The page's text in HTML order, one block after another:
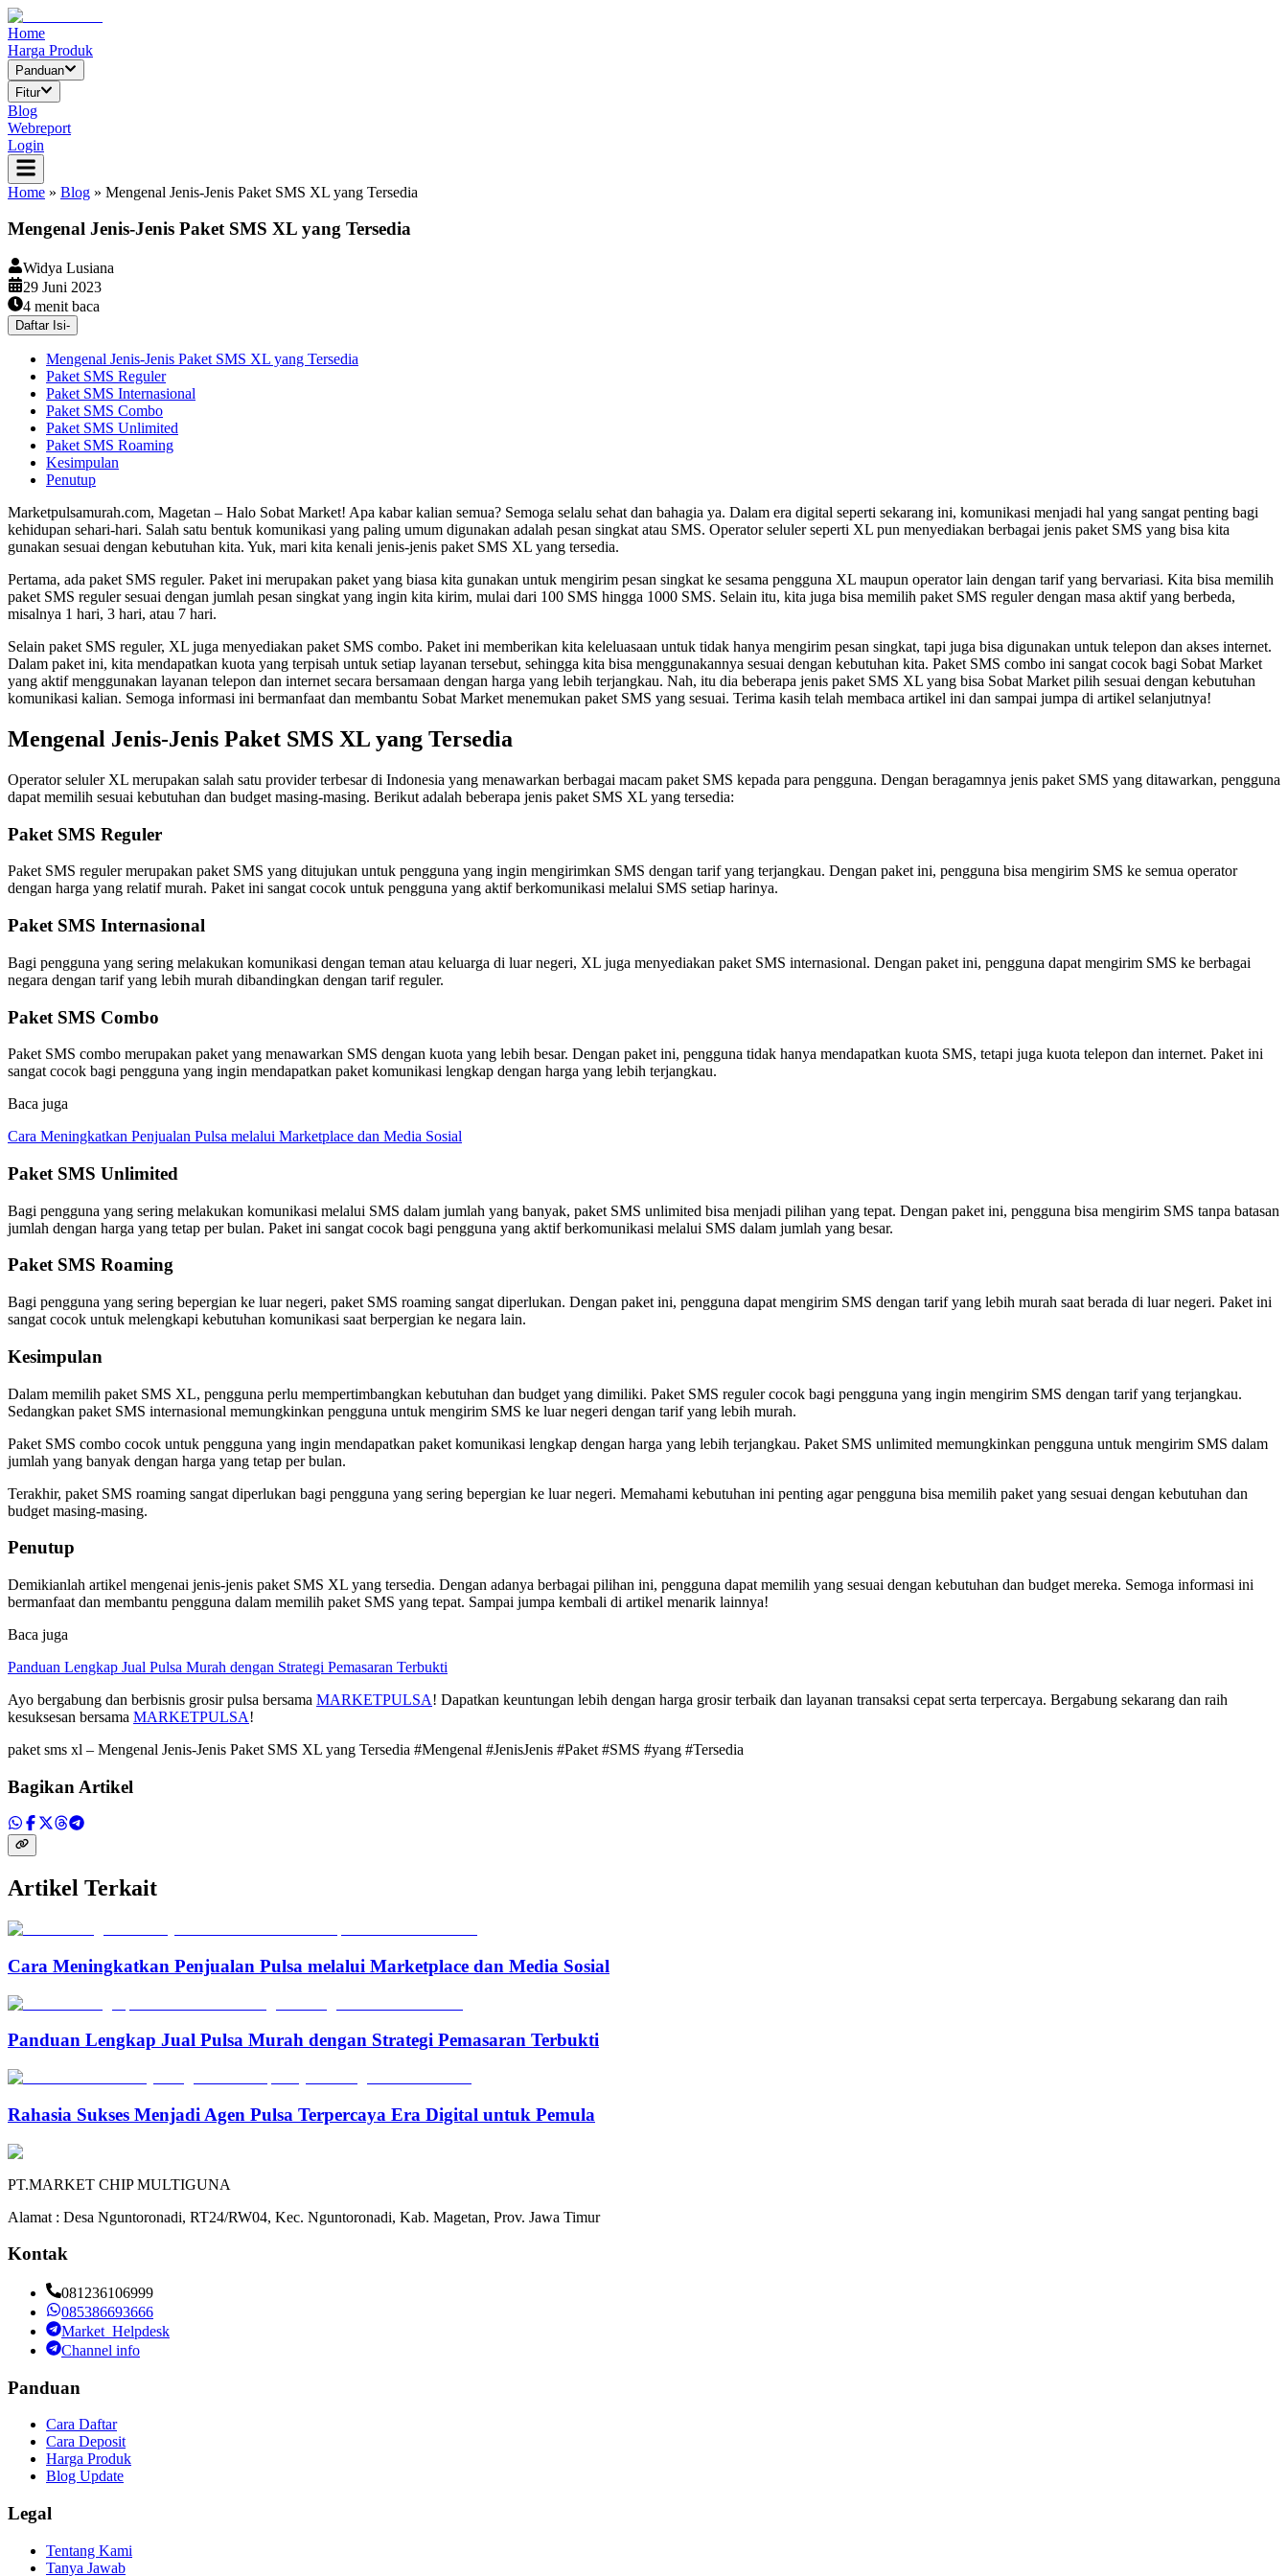
Home
Harga Produk
Panduan
Fitur
Blog
Webreport
Login
Home » Blog » Mengenal Jenis-Jenis Paket SMS XL yang Tersedia
Mengenal Jenis-Jenis Paket SMS XL yang Tersedia
Widya Lusiana
29 Juni 2023
4 menit baca
Daftar Isi-
Mengenal Jenis-Jenis Paket SMS XL yang Tersedia
Paket SMS Reguler
Paket SMS Internasional
Paket SMS Combo
Paket SMS Unlimited
Paket SMS Roaming
Kesimpulan
Penutup
Marketpulsamurah.com, Magetan – Halo Sobat Market! Apa kabar kalian semua? Semoga selalu sehat dan bahagia ya. Dalam era digital seperti sekarang ini, komunikasi menjadi hal yang sangat penting bagi
kehidupan sehari-hari. Salah satu bentuk komunikasi yang paling umum digunakan adalah pesan singkat atau SMS. Operator seluler seperti XL pun menyediakan berbagai jenis paket SMS yang bisa kita
gunakan sesuai dengan kebutuhan kita. Yuk, mari kita kenali jenis-jenis paket SMS XL yang tersedia.
Pertama, ada paket SMS reguler. Paket ini merupakan paket yang biasa kita gunakan untuk mengirim pesan singkat ke sesama pengguna XL maupun operator lain dengan tarif yang bervariasi. Kita bisa memilih
paket SMS reguler sesuai dengan jumlah pesan singkat yang ingin kita kirim, mulai dari 100 SMS hingga 1000 SMS. Selain itu, kita juga bisa memilih paket SMS reguler dengan masa aktif yang berbeda,
misalnya 1 hari, 3 hari, atau 7 hari.
Selain paket SMS reguler, XL juga menyediakan paket SMS combo. Paket ini memberikan kita keleluasaan untuk tidak hanya mengirim pesan singkat, tapi juga bisa digunakan untuk telepon dan akses internet.
Dalam paket ini, kita mendapatkan kuota yang terpisah untuk setiap layanan tersebut, sehingga kita bisa menggunakannya sesuai dengan kebutuhan kita. Paket SMS combo ini sangat cocok bagi Sobat Market
yang aktif menggunakan layanan telepon dan internet secara bersamaan dengan harga yang lebih terjangkau. Nah, itu dia beberapa jenis paket SMS XL yang bisa Sobat Market pilih sesuai dengan kebutuhan
komunikasi kalian. Semoga informasi ini bermanfaat dan membantu Sobat Market menemukan paket SMS yang sesuai. Terima kasih telah membaca artikel ini dan sampai jumpa di artikel selanjutnya!
Mengenal Jenis-Jenis Paket SMS XL yang Tersedia
Operator seluler XL merupakan salah satu provider terbesar di Indonesia yang menawarkan berbagai macam paket SMS kepada para pengguna. Dengan beragamnya jenis paket SMS yang ditawarkan, pengguna
dapat memilih sesuai kebutuhan dan budget masing-masing. Berikut adalah beberapa jenis paket SMS XL yang tersedia:
Paket SMS Reguler
Paket SMS reguler merupakan paket SMS yang ditujukan untuk pengguna yang ingin mengirimkan SMS dengan tarif yang terjangkau. Dengan paket ini, pengguna bisa mengirim SMS ke semua operator
dengan harga yang relatif murah. Paket ini sangat cocok untuk pengguna yang aktif berkomunikasi melalui SMS setiap harinya.
Paket SMS Internasional
Bagi pengguna yang sering melakukan komunikasi dengan teman atau keluarga di luar negeri, XL juga menyediakan paket SMS internasional. Dengan paket ini, pengguna dapat mengirim SMS ke berbagai
negara dengan tarif yang lebih murah dibandingkan dengan tarif reguler.
Paket SMS Combo
Paket SMS combo merupakan paket yang menawarkan SMS dengan kuota yang lebih besar. Dengan paket ini, pengguna tidak hanya mendapatkan kuota SMS, tetapi juga kuota telepon dan internet. Paket ini
sangat cocok bagi pengguna yang ingin mendapatkan paket komunikasi lengkap dengan harga yang lebih terjangkau.
Baca juga
Cara Meningkatkan Penjualan Pulsa melalui Marketplace dan Media Sosial
Paket SMS Unlimited
Bagi pengguna yang sering melakukan komunikasi melalui SMS dalam jumlah yang banyak, paket SMS unlimited bisa menjadi pilihan yang tepat. Dengan paket ini, pengguna bisa mengirim SMS tanpa batasan
jumlah dengan harga yang tetap per bulan. Paket ini sangat cocok bagi pengguna yang aktif berkomunikasi melalui SMS dalam jumlah yang besar.
Paket SMS Roaming
Bagi pengguna yang sering bepergian ke luar negeri, paket SMS roaming sangat diperlukan. Dengan paket ini, pengguna dapat mengirim SMS dengan tarif yang lebih murah saat berada di luar negeri. Paket ini
sangat cocok untuk melengkapi kebutuhan komunikasi saat berpergian ke negara lain.
Kesimpulan
Dalam memilih paket SMS XL, pengguna perlu mempertimbangkan kebutuhan dan budget yang dimiliki. Paket SMS reguler cocok bagi pengguna yang ingin mengirim SMS dengan tarif yang terjangkau.
Sedangkan paket SMS internasional memungkinkan pengguna untuk mengirim SMS ke luar negeri dengan tarif yang lebih murah.
Paket SMS combo cocok untuk pengguna yang ingin mendapatkan paket komunikasi lengkap dengan harga yang lebih terjangkau. Paket SMS unlimited memungkinkan pengguna untuk mengirim SMS dalam
jumlah yang banyak dengan harga yang tetap per bulan.
Terakhir, paket SMS roaming sangat diperlukan bagi pengguna yang sering bepergian ke luar negeri. Memahami kebutuhan ini penting agar pengguna bisa memilih paket yang sesuai dengan kebutuhan dan
budget masing-masing.
Penutup
Demikianlah artikel mengenai jenis-jenis paket SMS XL yang tersedia. Dengan adanya berbagai pilihan ini, pengguna dapat memilih yang sesuai dengan kebutuhan dan budget mereka. Semoga informasi ini
bermanfaat dan membantu pengguna dalam memilih paket SMS yang tepat. Sampai jumpa kembali di artikel menarik lainnya!
Baca juga
Panduan Lengkap Jual Pulsa Murah dengan Strategi Pemasaran Terbukti
Ayo bergabung dan berbisnis grosir pulsa bersama MARKETPULSA! Dapatkan keuntungan lebih dengan harga grosir terbaik dan layanan transaksi cepat serta terpercaya. Bergabung sekarang dan raih
kesuksesan bersama MARKETPULSA!
paket sms xl – Mengenal Jenis-Jenis Paket SMS XL yang Tersedia #Mengenal #JenisJenis #Paket #SMS #yang #Tersedia
Bagikan Artikel
Artikel Terkait
Cara Meningkatkan Penjualan Pulsa melalui Marketplace dan Media Sosial
Panduan Lengkap Jual Pulsa Murah dengan Strategi Pemasaran Terbukti
Rahasia Sukses Menjadi Agen Pulsa Terpercaya Era Digital untuk Pemula
PT.MARKET CHIP MULTIGUNA
Alamat : Desa Nguntoronadi, RT24/RW04, Kec. Nguntoronadi, Kab. Magetan, Prov. Jawa Timur
Kontak
081236106999
085386693666
Market_Helpdesk
Channel info
Panduan
Cara Daftar
Cara Deposit
Harga Produk
Blog Update
Legal
Tentang Kami
Tanya Jawab